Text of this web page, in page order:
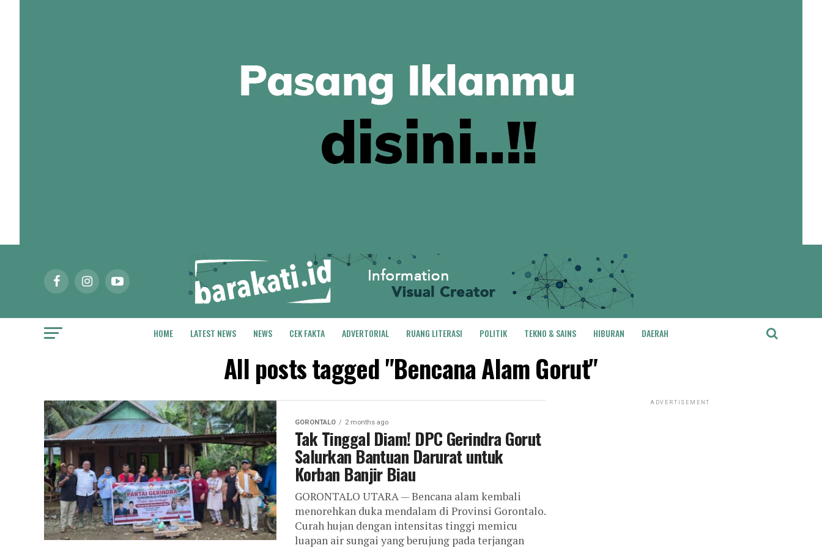
HOME LATEST NEWS NEWS CEK FAKTA ADVERTORIAL RUANG LITERASI POLITIK TEKNO & SAINS HIBURAN DAERAH
All posts tagged "Bencana Alam Gorut"
GORONTALO 2 months ago
Tak Tinggal Diam! DPC Gerindra Gorut
Salurkan Bantuan Darurat untuk
Korban Banjir Biau
GORONTALO UTARA — Bencana alam kembali
menorehkan duka mendalam di Provinsi Gorontalo.
Curah hujan dengan intensitas tinggi memicu
luapan air sungai yang berujung pada terjangan
ADVERTISEMENT